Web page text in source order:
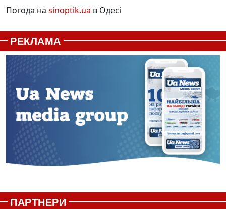
Погода на sinoptik.ua в Одесі
РЕКЛАМА
ПАРТНЕРИ